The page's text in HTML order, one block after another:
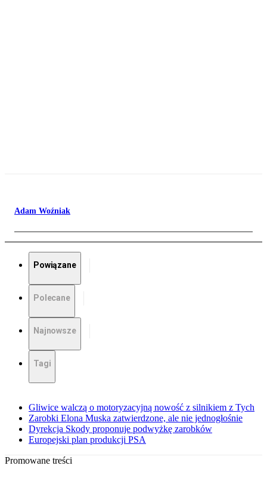
Adam Woźniak
Powiązane
Polecane
Najnowsze
Tagi
Gliwice walczą o motoryzacyjną nowość z silnikiem z Tych
Zarobki Elona Muska zatwierdzone, ale nie jednogłośnie
Dyrekcja Skody proponuje podwyżkę zarobków
Europejski plan produkcji PSA
Promowane treści